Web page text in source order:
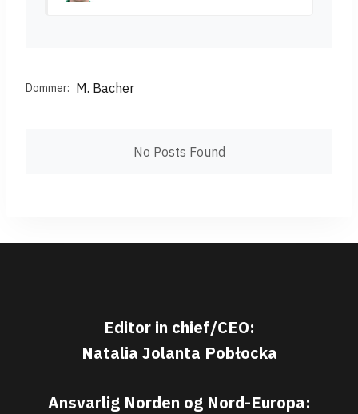
Dommer: M. Bacher
No Posts Found
Editor in chief/CEO:
Natalia Jolanta Pobłocka
Ansvarlig Norden og Nord-Europa: